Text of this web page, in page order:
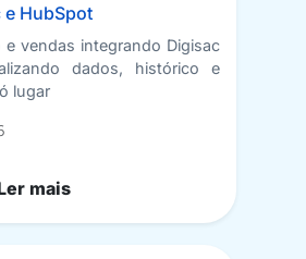
HubSpot
e vendas integrando Digisac
dados, histórico e
lugar
mais